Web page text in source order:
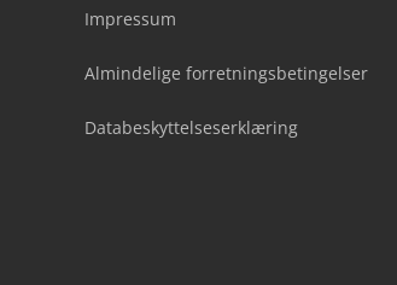
Impressum
Almindelige forretningsbetingelser
Databeskyttelseserklæring